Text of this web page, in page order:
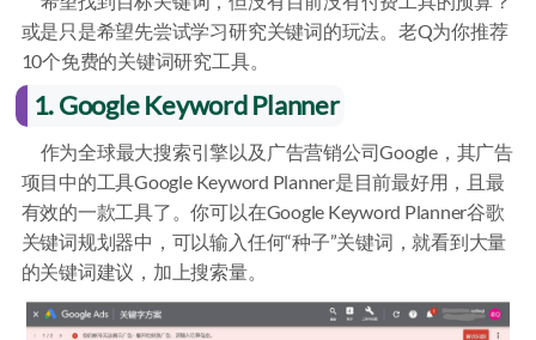
或是只是希望先尝试学习研究关键词的玩法。老Q为你推荐
10个免费的关键词研究工具。
1. Google Keyword Planner
作为全球最大搜索引擎以及广告营销公司Google，其广告
项目中的工具Google Keyword Planner是目前最好用，且最
有效的一款工具了。你可以在Google Keyword Planner谷歌
关键词规划器中，可以输入任何“种子”关键词，就看到大量
的关键词建议，加上搜索量。